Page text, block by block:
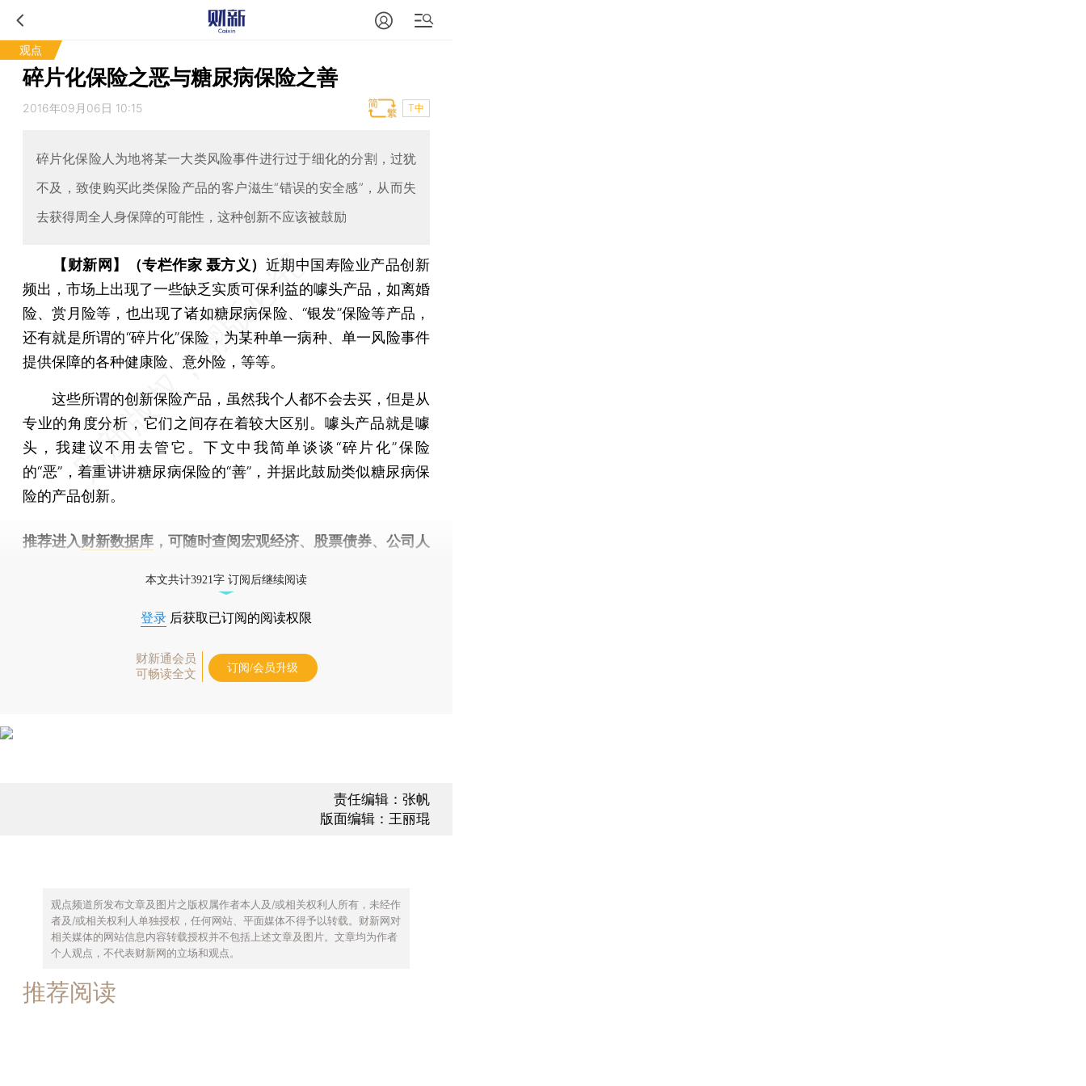
观点
碎片化保险之恶与糖尿病保险之善
2016年09月06日 10:15 T中
碎片化保险人为地将某一大类风险事件进行过于细化的分割，过犹
不及，致使购买此类保险产品的客户滋生“错误的安全感”，从而失
去获得周全人身保障的可能性，这种创新不应该被鼓励
【财新网】（专栏作家 聂方义） 近期中国寿险业产品创新
频出，市场上出现了一些缺乏实质可保利益的噱头产品，如离婚
险、赏月险等，也出现了诸如糖尿病保险、“银发”保险等产品，
还有就是所谓的“碎片化”保险，为某种单一病种、单一风险事件
提供保障的各种健康险、意外险，等等。
这些所谓的创新保险产品，虽然我个人都不会去买，但是从
专业的角度分析，它们之间存在着较大区别。噱头产品就是噱
头，我建议不用去管它。下文中我简单谈谈“碎片化”保险
的“恶”，着重讲讲糖尿病保险的“善”，并据此鼓励类似糖尿病保
险的产品创新。
推荐进入财新数据库 ，可随时查阅宏观经济、股票债券、公司人
本文共计3921字 订阅后继续阅读
登录 后获取已订阅的阅读权限
财新通会员
可畅读全文
订阅/会员升级
责任编辑：张帆
版面编辑：王丽琨
观点频道所发布文章及图片之版权属作者本人及/或相关权利人所有，未经作
者及/或相关权利人单独授权，任何网站、平面媒体不得予以转载。财新网对
相关媒体的网站信息内容转载授权并不包括上述文章及图片。文章均为作者
个人观点，不代表财新网的立场和观点。
推荐阅读